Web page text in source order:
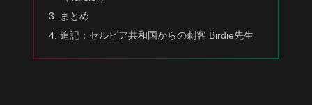
まとめ
追記：セルビア共和国からの刺客 Birdie先生